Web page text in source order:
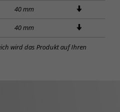
40 mm
40 mm
wird das Produkt auf Ihren